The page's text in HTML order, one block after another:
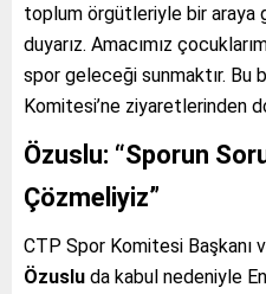
toplum örgütleriyle bir araya
duyarız. Amacımız
spor geleceği sunmaktır. Bu
Komitesi’ne ziyaretlerinden
Özuslu: “Sporun
Çözmeliyiz”
CTP Spor Komitesi
Özuslu da kabul nedeniyle